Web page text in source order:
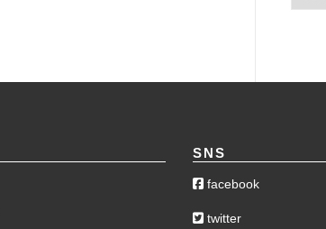
ー
ブ
SNS
facebook
twitter